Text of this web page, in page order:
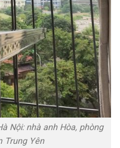
Nội: nhà anh Hòa, phòng
Trung Yên